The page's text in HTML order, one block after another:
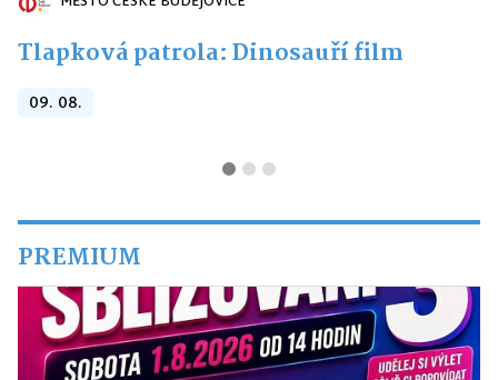
Tlapková patrola: Dinosauří film
09. 08.
PREMIUM